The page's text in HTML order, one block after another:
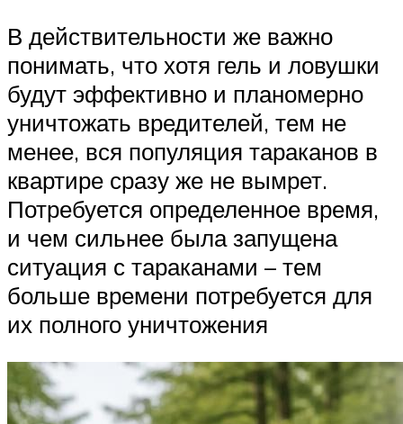
В действительности же важно
понимать, что хотя гель и ловушки
будут эффективно и планомерно
уничтожать вредителей, тем не
менее, вся популяция тараканов в
квартире сразу же не вымрет.
Потребуется определенное время,
и чем сильнее была запущена
ситуация с тараканами – тем
больше времени потребуется для
их полного уничтожения